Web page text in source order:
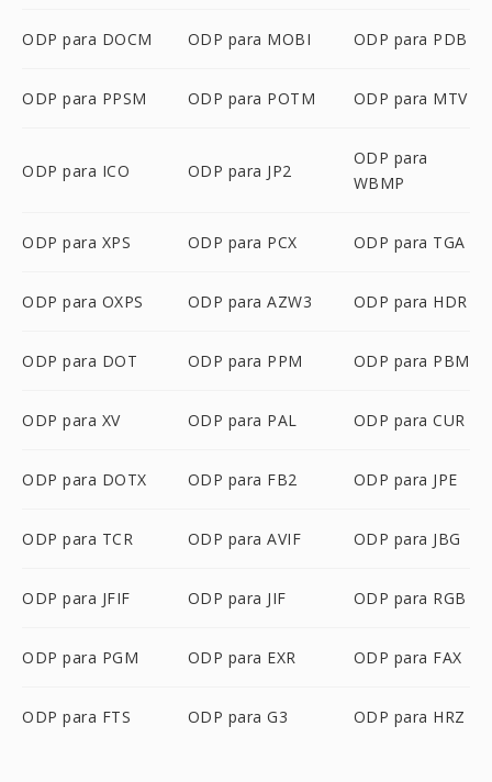
ODP para DOCM ODP para MOBI ODP para PDB
ODP para PPSM ODP para POTM ODP para MTV
ODP para ICO ODP para JP2
ODP para
WBMP
ODP para XPS ODP para PCX ODP para TGA
ODP para OXPS ODP para AZW3 ODP para HDR
ODP para DOT ODP para PPM ODP para PBM
ODP para XV ODP para PAL ODP para CUR
ODP para DOTX ODP para FB2 ODP para JPE
ODP para TCR ODP para AVIF ODP para JBG
ODP para JFIF ODP para JIF ODP para RGB
ODP para PGM ODP para EXR ODP para FAX
ODP para FTS ODP para G3 ODP para HRZ